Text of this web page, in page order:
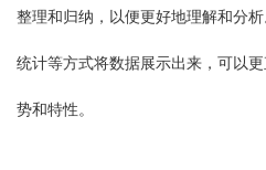
整理和归纳，以便更好地理解和分
统计等方式将数据展示出来，可以
势和特性。